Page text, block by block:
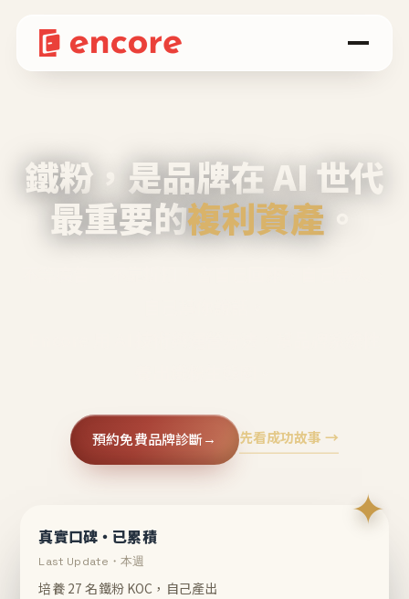
鐵粉，是品牌在 AI 世代
最重要的複利資產 。
預約免費品牌診斷→ 先看成功故事 →
✦
真實口碑・已累積
Last Update・本週
培養 27 名鐵粉 KOC，自己產出